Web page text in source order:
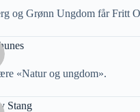
og Grønn Ungdom får Fritt
«Natur og ungdom».
Stang